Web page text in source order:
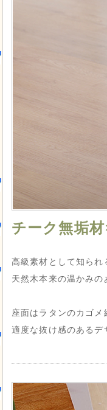
チーク無垢
高級素材として知られ
天然木本来の温かみの
座面はラタンのカゴメ
適度な抜け感のあるデ